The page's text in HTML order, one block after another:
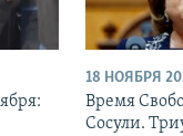
18 НОЯБРЯ
Время
Сосули.